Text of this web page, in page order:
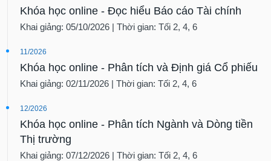
Khóa học online - Đọc hiểu Báo cáo Tài chính
Khai giảng: 05/10/2026 | Thời gian: Tối 2, 4, 6
11/2026
Khóa học online - Phân tích và Định giá Cổ phiếu
Khai giảng: 02/11/2026 | Thời gian: Tối 2, 4, 6
12/2026
Khóa học online - Phân tích Ngành và Dòng tiền
Thị trường
Khai giảng: 07/12/2026 | Thời gian: Tối 2, 4, 6